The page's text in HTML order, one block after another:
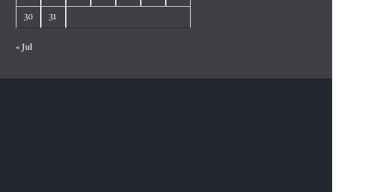
30 31
« Jul